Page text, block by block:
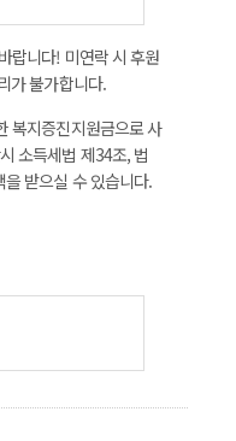
랍니다! 미연락 시 후원
가 불가합니다.
복지증진지원금으로 사
소득세법 제34조, 법
받으실 수 있습니다.